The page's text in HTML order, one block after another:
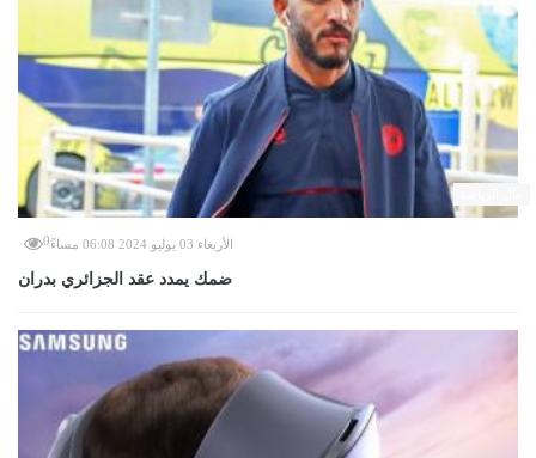
الأربعاء 03 يوليو 2024 06:08 مساءً 0
ضمك يمدد عقد الجزائري بدران